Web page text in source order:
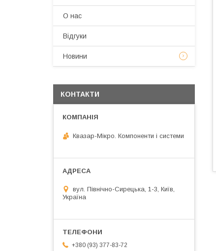
О нас
Відгуки
Новини
КОНТАКТИ
Квазар-Мікро. Компоненти і системи
вул. Північно-Сирецька, 1-3, Київ,
Україна
+380 (93) 377-83-72